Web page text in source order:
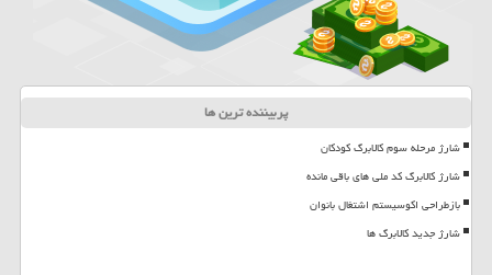
پربیننده ترین ها
شارژ مرحله سوم کالابرگ کودکان
شارژ کالابرگ کد ملی های باقی مانده
بازطراحی اکوسیستم اشتغال بانوان
شارژ جدید کالابرگ ها